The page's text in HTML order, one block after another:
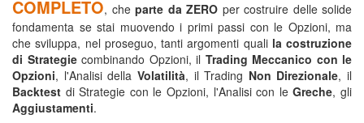
COMPLETO, cheparte da ZERO per costruire delle solide
fondamenta se stai muovendo i primi passi con le Opzioni, ma
che sviluppa, nel proseguo, tanti argomenti quali la costruzione
di Strategiecombinando Opzioni, il Trading Meccanico con le
Opzioni, l'Analisi della Volatilità, il Trading Non Direzionale, il
Backtest di Strategie con le Opzioni, l'Analisi con leGreche, gli
Aggiustamenti.